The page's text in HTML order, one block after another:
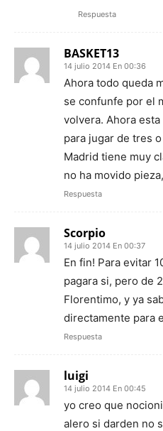
Respuesta
BASKET13
14 julio 2014 En 00:36
Ahora todo queda
se confunfe por el
volvera. Ahora
para jugar de tres
Madrid tiene muy
no ha movido
Respuesta
Scorpio
14 julio 2014 En 00:37
En fin! Para evitar
pagara si, pero de
Florentimo, y ya
directamente para
Respuesta
luigi
14 julio 2014 En 00:45
yo creo que
alero si darden no